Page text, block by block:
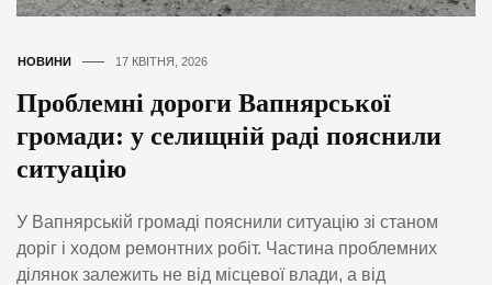
НОВИНИ 17 КВІТНЯ, 2026
Проблемні дороги Вапнярської
громади: у селищній раді пояснили
ситуацію
У Вапнярській громаді пояснили ситуацію зі станом
доріг і ходом ремонтних робіт. Частина проблемних
ділянок залежить не від місцевої влади, а від